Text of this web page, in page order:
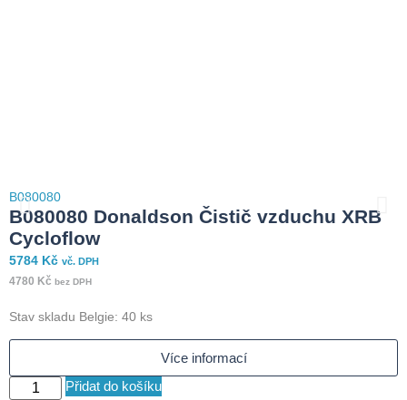
B080080
B080080 Donaldson Čistič vzduchu XRB
Cycloflow
5784 Kč vč. DPH
4780 Kč bez DPH
Stav skladu Belgie: 40 ks
Více informací
Přidat do košíku